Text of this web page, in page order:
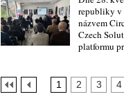
republiky v
názvem
Czech
platformu
1 2 3 4